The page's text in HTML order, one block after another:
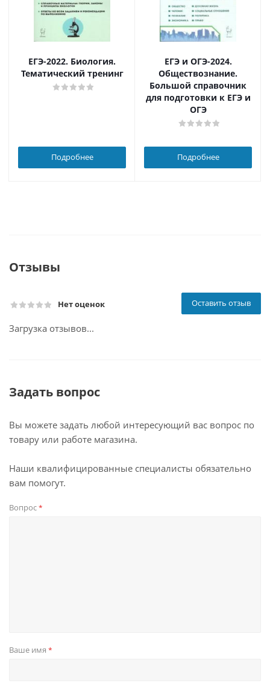
ЕГЭ-2022. Биология.
Тематический тренинг
Подробнее
ЕГЭ и ОГЭ-2024.
Обществознание.
Большой справочник
для подготовки к ЕГЭ и
ОГЭ
Подробнее
Отзывы
Нет оценок Оставить отзыв
Загрузка отзывов...
Задать вопрос
Вы можете задать любой интересующий вас вопрос по
товару или работе магазина.
Наши квалифицированные специалисты обязательно
вам помогут.
Вопрос*
Ваше имя *